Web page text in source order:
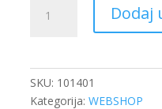
70x90x12
Dodaj
SKU: 101401
Kategorija:WEBSHOP